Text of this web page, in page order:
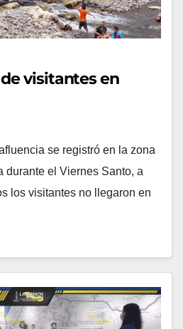
visitantes en
se registró en la zona
durante el Viernes Santo, a
los visitantes no llegaron en